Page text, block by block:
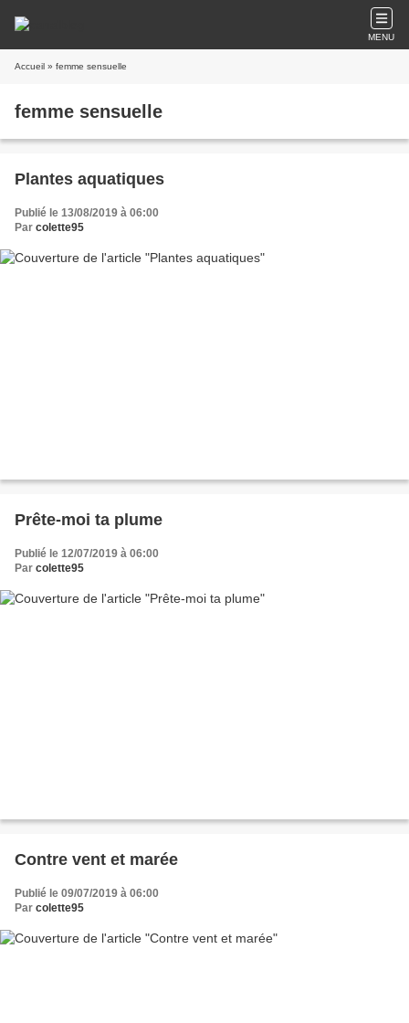
MENU
Accueil » femme sensuelle
femme sensuelle
Plantes aquatiques
Publié le 13/08/2019 à 06:00
Par colette95
Prête-moi ta plume
Publié le 12/07/2019 à 06:00
Par colette95
Contre vent et marée
Publié le 09/07/2019 à 06:00
Par colette95